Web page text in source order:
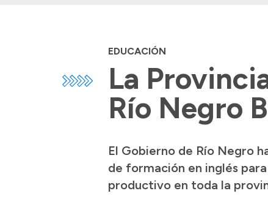
EDUCACIÓN
La
Río Negro
El Gobierno de Río Negro
de formación en inglés
productivo en toda la